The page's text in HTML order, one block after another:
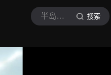
半岛晨报 搜索